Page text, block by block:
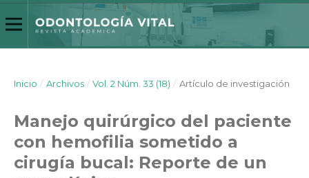
Inicio / Archivos / Vol. 2 Núm. 33 (18) / Artículo de investigación
Manejo quirúrgico del paciente
con hemofilia sometido a
cirugía bucal: Reporte de un